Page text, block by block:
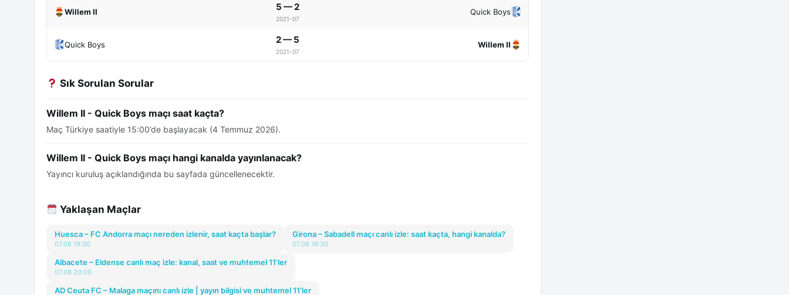
Willem II 5 — 2
2021-07
Quick Boys
Quick Boys 2 — 5
2021-07
Willem II
Sık Sorulan Sorular
Willem II - Quick Boys maçı saat kaçta?
Maç Türkiye saatiyle 15:00’de başlayacak (4 Temmuz 2026).
Willem II - Quick Boys maçı hangi kanalda yayınlanacak?
Yayıncı kuruluş açıklandığında bu sayfada güncellenecektir.
Yaklaşan Maçlar
Huesca – FC Andorra maçı nereden izlenir, saat kaçta başlar?
07.08 19:30
Girona – Sabadell maçı canlı izle: saat kaçta, hangi kanalda?
07.08 19:30
Albacete – Eldense canlı maç izle: kanal, saat ve muhtemel 11’ler
07.08 20:00
AD Ceuta FC – Malaga maçını canlı izle | yayın bilgisi ve muhtemel 11’ler